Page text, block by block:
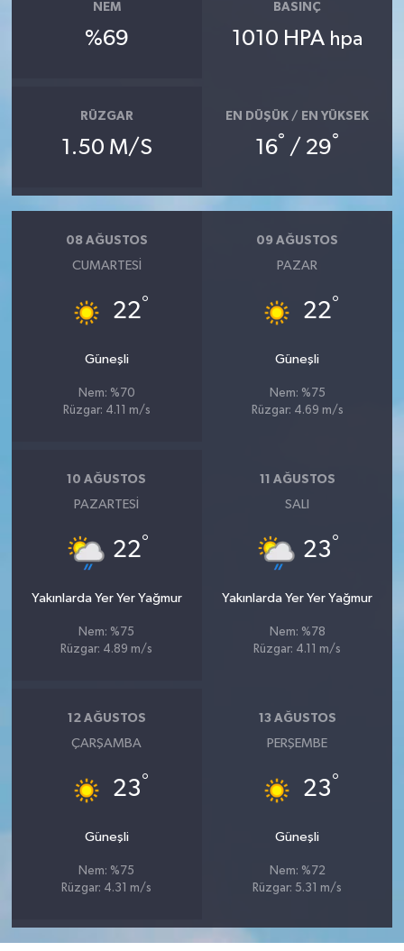
NEM
%69
BASINÇ
1010 HPA hpa
RÜZGAR
1.50 M/S
EN DÜŞÜK / EN YÜKSEK
16° / 29°
08 AĞUSTOS
CUMARTESI
22°
Güneşli
Nem: %70
Rüzgar: 4.11 m/s
09 AĞUSTOS
PAZAR
22°
Güneşli
Nem: %75
Rüzgar: 4.69 m/s
10 AĞUSTOS
PAZARTESI
22°
Yakınlarda Yer Yer Yağmur
Nem: %75
Rüzgar: 4.89 m/s
11 AĞUSTOS
SALI
23°
Yakınlarda Yer Yer Yağmur
Nem: %78
Rüzgar: 4.11 m/s
12 AĞUSTOS
ÇARŞAMBA
23°
Güneşli
Nem: %75
Rüzgar: 4.31 m/s
13 AĞUSTOS
PERŞEMBE
23°
Güneşli
Nem: %72
Rüzgar: 5.31 m/s
Kültür - Sanat
Resmi İlan
Sağlık
Spor
Yaşam